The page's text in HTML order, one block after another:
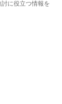
に役立つ情報を